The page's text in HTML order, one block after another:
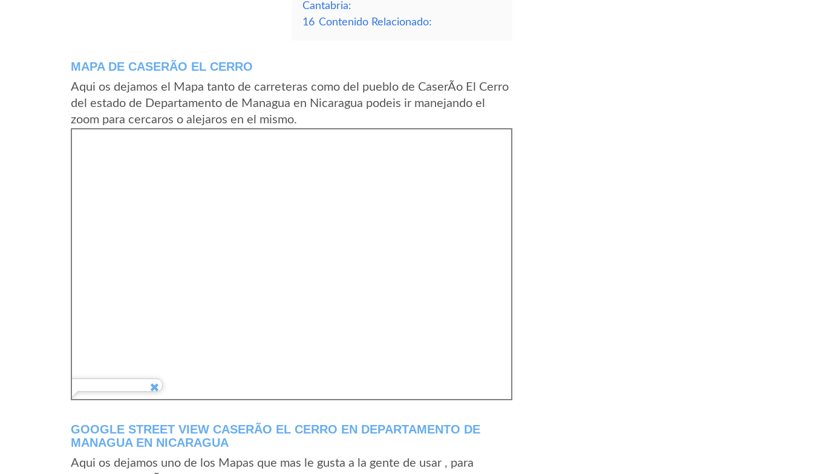
Cantabria:
16 Contenido Relacionado:
MAPA DE CASERÃ­O EL CERRO
Aqui os dejamos el Mapa tanto de carreteras como del pueblo de CaserÃ­o El Cerro
del estado de Departamento de Managua en Nicaragua podeis ir manejando el
zoom para cercaros o alejaros en el mismo.
GOOGLE STREET VIEW CASERÃ­O EL CERRO EN DEPARTAMENTO DE
MANAGUA EN NICARAGUA
Aqui os dejamos uno de los Mapas que mas le gusta a la gente de usar , para